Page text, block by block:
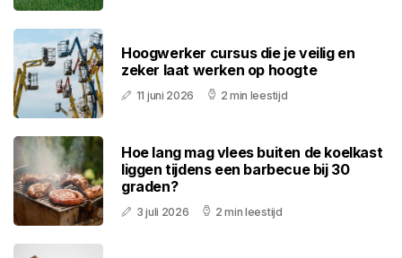
Hoogwerker cursus die je veilig en
zeker laat werken op hoogte
11 juni 2026 2 min leestijd
Hoe lang mag vlees buiten de koelkast
liggen tijdens een barbecue bij 30
graden?
3 juli 2026 2 min leestijd